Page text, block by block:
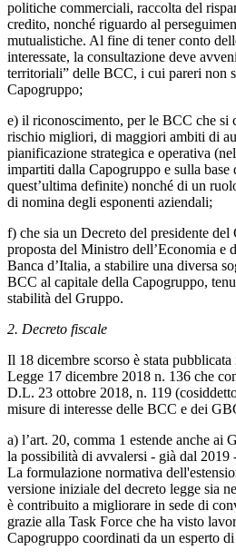
politiche commerciali, raccolta del
credito, nonché riguardo al
mutualistiche. Al fine di tener conto
interessate, la consultazione deve
territoriali” delle BCC, i cui pareri non
Capogruppo;
e) il riconoscimento, per le BCC che si
rischio migliori, di maggiori ambiti di
pianificazione strategica e operativa
impartiti dalla Capogruppo e sulla base
quest’ultima definite) nonché di un
di nomina degli esponenti aziendali;
f) che sia un Decreto del presidente
proposta del Ministro dell’Economia e
Banca d’Italia, a stabilire una diversa
BCC al capitale della Capogruppo,
stabilità del Gruppo.
2. Decreto fiscale
Il 18 dicembre scorso è stata
Legge 17 dicembre 2018 n. 136 che
D.L. 23 ottobre 2018, n. 119
misure di interesse delle BCC e dei
a) l’art. 20, comma 1 estende anche ai
la possibilità di avvalersi - già dal 2019
La formulazione normativa
versione iniziale del decreto legge sia
è contribuito a migliorare in sede di
grazie alla Task Force che ha visto
Capogruppo coordinati da un esperto di